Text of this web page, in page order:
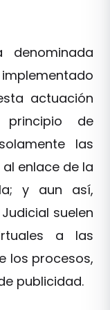
denominada
actuación
principio de
las
enlace de la
y aun así,
suelen
a las
los procesos,
publicidad.